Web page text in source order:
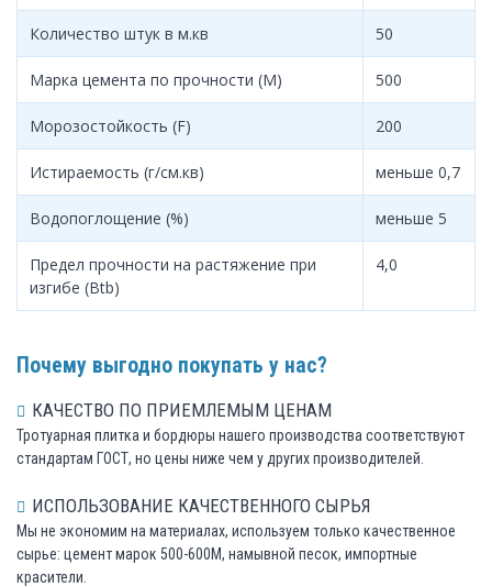
Количество штук в м.кв 50
Марка цемента по прочности (M) 500
Морозостойкость (F) 200
Истираемость (г/см.кв) меньше 0,7
Водопоглощение (%) меньше 5
Предел прочности на растяжение при
изгибе (Btb)
4,0
Почему выгодно покупать у нас?
КАЧЕСТВО ПО ПРИЕМЛЕМЫМ ЦЕНАМ
Тротуарная плитка и бордюры нашего производства соответствуют
стандартам ГОСТ, но цены ниже чем у других производителей.
ИСПОЛЬЗОВАНИЕ КАЧЕСТВЕННОГО СЫРЬЯ
Мы не экономим на материалах, используем только качественное
сырье: цемент марок 500-600М, намывной песок, импортные
красители.